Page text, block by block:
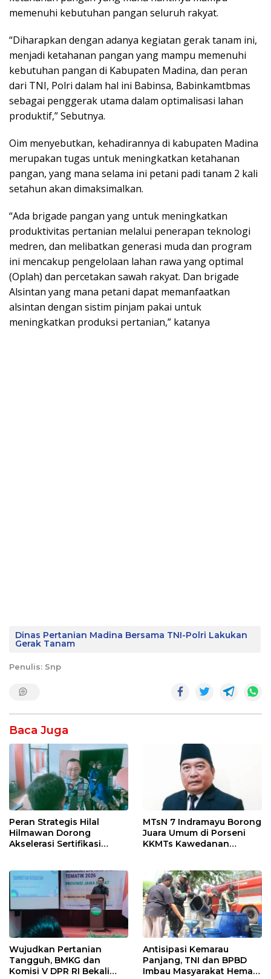
memenuhi kebutuhan pangan seluruh rakyat.
“Diharapkan dengan adanya kegiatan gerak tanam ini,
menjadi ketahanan pangan yang mampu memenuhi
kebutuhan pangan di Kabupaten Madina, dan peran
dari TNI, Polri dalam hal ini Babinsa, Babinkamtbmas
sebagai penggerak utama dalam optimalisasi lahan
produktif,” Sebutnya.
Oim menyebutkan, kehadirannya di kabupaten Madina
merupakan tugas untuk meningkatkan ketahanan
pangan, yang mana selama ini petani padi tanam 2 kali
setahun akan dimaksimalkan.
“Ada brigade pangan yang untuk meningkatkan
produktivitas pertanian melalui penerapan teknologi
medren, dan melibatkan generasi muda dan program
ini mencakup pengelolaan lahan rawa yang optimal
(Oplah) dan percetakan sawah rakyat. Dan brigade
Alsintan yang mana petani dapat memanfaatkan
alsintan dengan sistim pinjam pakai untuk
meningkatkan produksi pertanian,” katanya
Dinas Pertanian Madina Bersama TNI-Polri Lakukan
Gerak Tanam
Penulis: Snp
Baca Juga
Peran Strategis Hilal
Hilmawan Dorong
Akselerasi Sertifikasi
Indramayu
MTsN 7 Indramayu Borong
Juara Umum di Porseni
KKMTs Kawedanan
Wujudkan Pertanian
Tangguh, BMKG dan
Komisi V DPR RI Bekali
Antisipasi Kemarau
Panjang, TNI dan BPBD
Imbau Masyarakat Hemat